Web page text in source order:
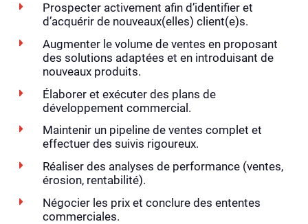
Prospecter activement afin d’identifier et
d’acquérir de nouveaux(elles) client(e)s.
Augmenter le volume de ventes en proposant
des solutions adaptées et en introduisant de
nouveaux produits.
Élaborer et exécuter des plans de
développement commercial.
Maintenir un pipeline de ventes complet et
effectuer des suivis rigoureux.
Réaliser des analyses de performance (ventes,
érosion, rentabilité).
Négocier les prix et conclure des ententes
commerciales.